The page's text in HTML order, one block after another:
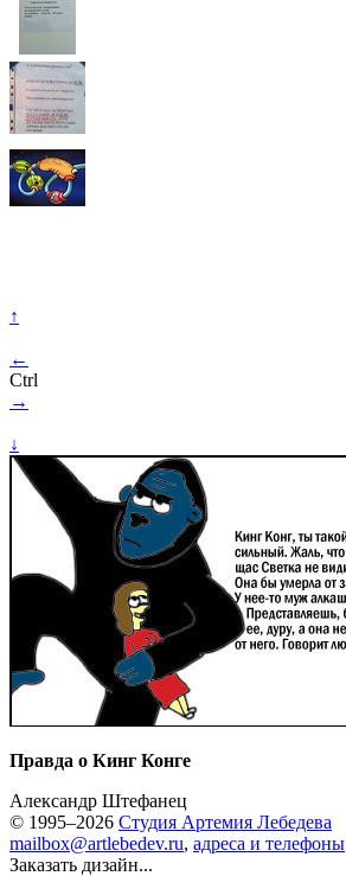
↑
←
Ctrl
→
↓
Правда о Кинг Конге
Александр Штефанец
© 1995–2026 Студия Артемия Лебедева
mailbox@artlebedev.ru, адреса и телефоны
Заказать дизайн...